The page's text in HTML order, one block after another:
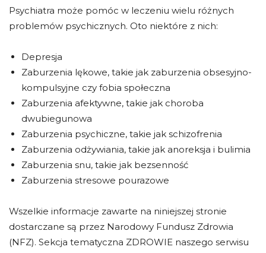
Psychiatra może pomóc w leczeniu wielu różnych
problemów psychicznych. Oto niektóre z nich:
Depresja
Zaburzenia lękowe, takie jak zaburzenia obsesyjno-
kompulsyjne czy fobia społeczna
Zaburzenia afektywne, takie jak choroba
dwubiegunowa
Zaburzenia psychiczne, takie jak schizofrenia
Zaburzenia odżywiania, takie jak anoreksja i bulimia
Zaburzenia snu, takie jak bezsenność
Zaburzenia stresowe pourazowe
Wszelkie informacje zawarte na niniejszej stronie
dostarczane są przez Narodowy Fundusz Zdrowia
(NFZ). Sekcja tematyczna ZDROWIE naszego serwisu